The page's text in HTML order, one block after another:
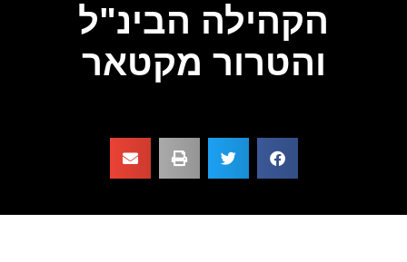
הקהילה הבינ"ל
והטרור מקטאר